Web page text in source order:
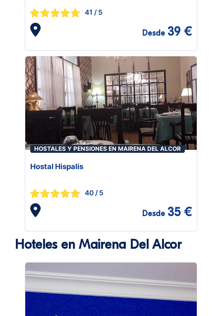
41 / 5
Desde 39 €
HOSTALES Y PENSIONES EN MAIRENA DEL ALCOR
Hostal Hispalis
40 / 5
Desde 35 €
Hoteles en Mairena Del Alcor